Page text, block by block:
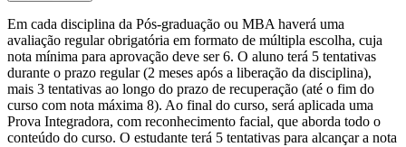
Em cada disciplina da Pós-graduação ou MBA haverá uma
avaliação regular obrigatória em formato de múltipla escolha, cuja
nota mínima para aprovação deve ser 6. O aluno terá 5 tentativas
durante o prazo regular (2 meses após a liberação da disciplina),
mais 3 tentativas ao longo do prazo de recuperação (até o fim do
curso com nota máxima 8). Ao final do curso, será aplicada uma
Prova Integradora, com reconhecimento facial, que aborda todo o
conteúdo do curso. O estudante terá 5 tentativas para alcançar a nota